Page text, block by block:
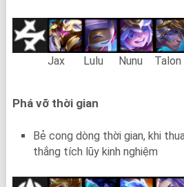
Jax Lulu Nunu Talon
Phá vỡ thời gian
Bẻ cong dòng thời gian, khi
thắng tích lũy kinh nghiệm